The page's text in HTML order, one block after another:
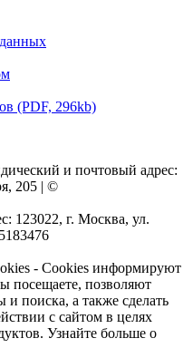
(PDF, 296kb)
и почтовый адрес:
205 | ©
123022, г. Москва, ул.
- Cookies информируют
посещаете, позволяют
и поиска, а также сделать
с сайтом в целях
Узнайте больше о